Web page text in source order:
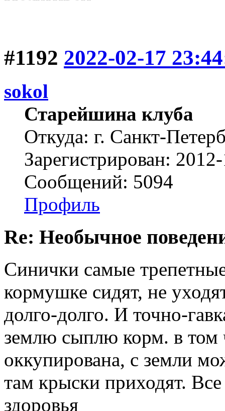
#1192 2022-02-17
sokol
Старейшина клуба
Откуда: г. Санкт-
Зарегистрирован:
Сообщений: 5094
Профиль
Re: Необычное
Синички самые
кормушке сидят, не
долго-долго. И точно-
землю сыплю корм. в том
оккупирована, с земли
там крыски приходят.
здоровья